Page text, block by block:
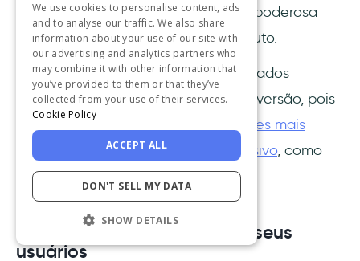
guiados se tornam uma ferramenta poderosa
para demonstrar a eficácia do produto.
Além dereduzir o churn, os tours guiados
também aumentam as taxas de conversão, pois
o conteúdo interativo gera duas vezes mais
conversões do que o conteúdo passivo, como
manuais técnicos comuns.
Você quer conhecer melhor seus
usuários
We use cookies to personalise content, ads
and to analyse our traffic. We also share
information about your use of our site with
our advertising and analytics partners who
may combine it with other information that
you’ve provided to them or that they’ve
collected from your use of their services.
Cookie Policy
ACCEPT ALL
DON'T SELL MY DATA
SHOW DETAILS